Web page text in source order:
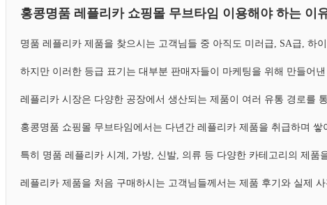
홍콩명품 레플리카 쇼핑몰 무브타임 이용해야 하는 이
명품 레플리카 제품을 찾으시는 고객님들 중 아직도 미러급, SA급, 하
하지만 이러한 등급 표기는 대부분 판매자들이 마케팅을 위해 만들어
레플리카 시장은 다양한 공장에서 생산되는 제품이 여러 유통 경로를
홍콩명품 쇼핑몰 무브타임에서는 다년간 레플리카 제품을 취급하며
특히 명품 레플리카 시계, 가방, 신발, 의류 등 다양한 카테고리의 제
레플리카 제품을 처음 구매하시는 고객님들께서는 제품 후기와 실제